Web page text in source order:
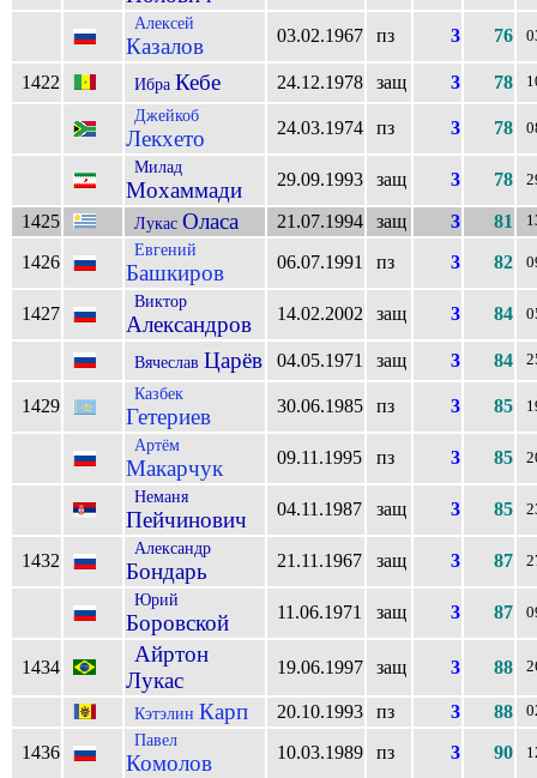
Алексей
Казалов 03.02.1967 пз 3 76
1422 Ибра Кебе 24.12.1978 защ 3 78
Джейкоб
Лекхето 24.03.1974 пз 3 78
Милад
Мохаммади 29.09.1993 защ 3 78
1425 Лукас Оласа 21.07.1994 защ 3 81
1426
Евгений
Башкиров 06.07.1991 пз 3 82
1427
Виктор
Александров 14.02.2002 защ 3 84
Вячеслав Царёв 04.05.1971 защ 3 84
1429
Казбек
Гетериев 30.06.1985 пз 3 85
Артём
Макарчук 09.11.1995 пз 3 85
Неманя
Пейчинович 04.11.1987 защ 3 85
1432
Александр
Бондарь 21.11.1967 защ 3 87
Юрий
Боровской 11.06.1971 защ 3 87
1434
Айртон
Лукас
19.06.1997 защ 3 88
Кэтэлин Карп 20.10.1993 пз 3 88
1436
Павел
Комолов 10.03.1989 пз 3 90